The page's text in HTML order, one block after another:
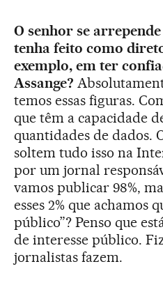
O senhor se
tenha feito como
exemplo, em ter
Assange?
temos essas figuras.
que têm a capacidade
quantidades de dados.
soltem tudo isso na
por um jornal
vamos publicar 98%,
esses 2% que achamos
público”? Penso que
de interesse público.
jornalistas fazem.